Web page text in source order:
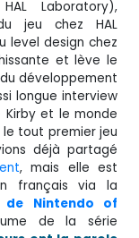
Laboratory),
jeu chez HAL
level design chez
et lève le
développement
longue interview
Kirby et le monde
tout premier jeu
déjà partagé
, mais elle est
français via la
Nintendo of
de la série